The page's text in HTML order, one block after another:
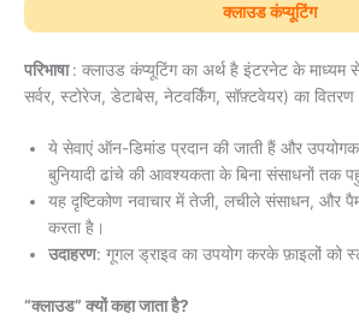
क्लाउड कंप्यूटिंग
परिभाषा: क्लाउड कंप्यूटिंग का अर्थ है इंटरनेट के
सर्वर, स्टोरेज, डेटाबेस, नेटवर्किंग, सॉफ़्टवेयर) का
ये सेवाएं ऑन-डिमांड प्रदान की जाती हैं और
बुनियादी ढांचे की आवश्यकता के बिना संसाधनों तक
यह दृष्टिकोण नवाचार में तेजी, लचीले संसाधन, और
करता है।
उदाहरण: गूगल ड्राइव का उपयोग करके फ़ाइलों को
“क्लाउड” क्यों कहा जाता है?